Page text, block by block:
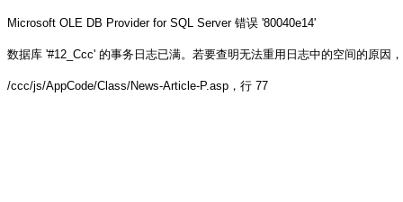
Microsoft OLE DB Provider for SQL Server 错误 '80040e14'
数据库 '#12_Ccc' 的事务日志已满。若要查明无法重用日志中的空间的原因
/ccc/js/AppCode/Class/News-Article-P.asp ，行 77